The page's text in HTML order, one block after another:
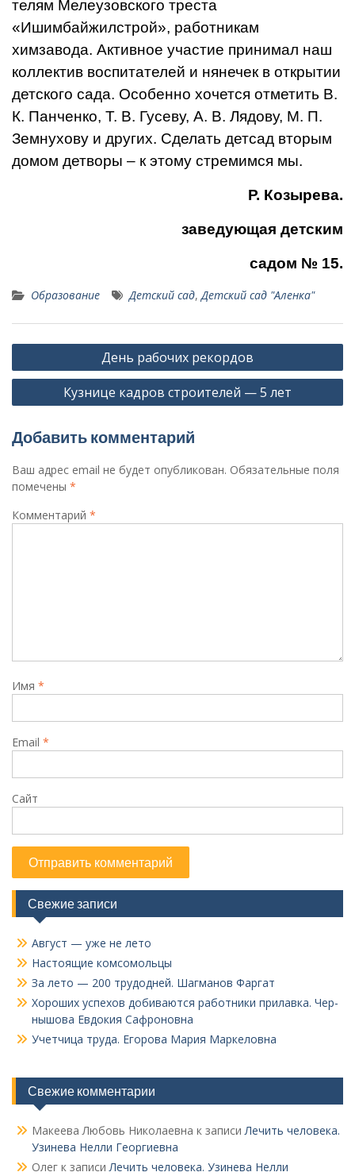
телям Мелеузовского треста
«Ишимбайжилстрой», работникам
химзавода. Активное участие принимал наш
коллектив воспитателей и нянечек в открытии
детского сада. Особенно хочется отметить В.
К. Панченко, Т. В. Гусеву, А. В. Лядову, М. П.
Земнухову и других. Сделать детсад вторым
домом детворы – к этому стремимся мы.
Р. Козырева.
заведующая детским
садом № 15.
Образование Детский сад,Детский сад "Аленка"
Навигация
по
записям
День рабочих рекордов
Кузнице кадров строителей — 5 лет
Добавить комментарий
Ваш адрес email не будет опубликован. Обязательные поля
помечены *
Комментарий *
Имя *
Email *
Сайт
Свежие записи
Август — уже не лето
Настоящие комсомольцы
За лето — 200 трудодней. Шагманов Фаргат
Хороших успехов добиваются работники прилавка. Чер­
нышова Евдокия Сафроновна
Учетчица труда. Его­рова Мария Маркеловна
Свежие комментарии
Макеева Любовь Николаевна к записиЛечить человека.
Узинева Нелли Георгиевна
Олег к записиЛечить человека. Узинева Нелли